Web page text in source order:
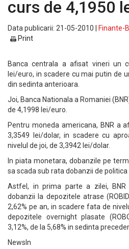
curs de 4,1950
Data publicarii: 21-05-2010 |
Finante-
Print
Banca centrala a afisat vineri un
lei/euro, in scadere cu mai putin de
din sedinta anterioara.
Joi, Banca Nationala a Romaniei
de 4,1998 lei/euro.
Pentru moneda americana, BNR a
3,3549 lei/dolar, in scadere cu
nivelul de joi, de 3,3942 lei/dolar.
In piata monetara, dobanzile pe
sa scada sub rata dobanzii de politica
Astfel, in prima parte a zilei,
dobanzii la depozitele atrase
2,62% pe an, in scadere fata de
depozitele overnight plasate
3,12%, de la 5,68% in sedinta
NewsIn